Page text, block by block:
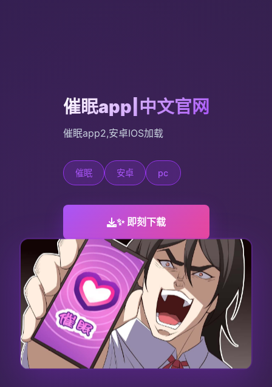
催眠app|中文官网
催眠app2,安卓IOS加载
催眠 安卓 pc
✨ 即刻下载